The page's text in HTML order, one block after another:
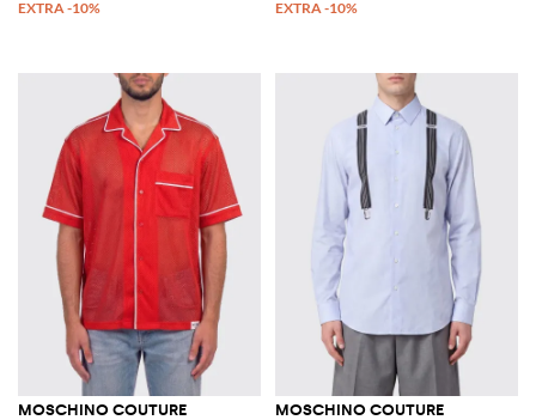
MOSCHINO COUTURE MOSCHINO COUTURE